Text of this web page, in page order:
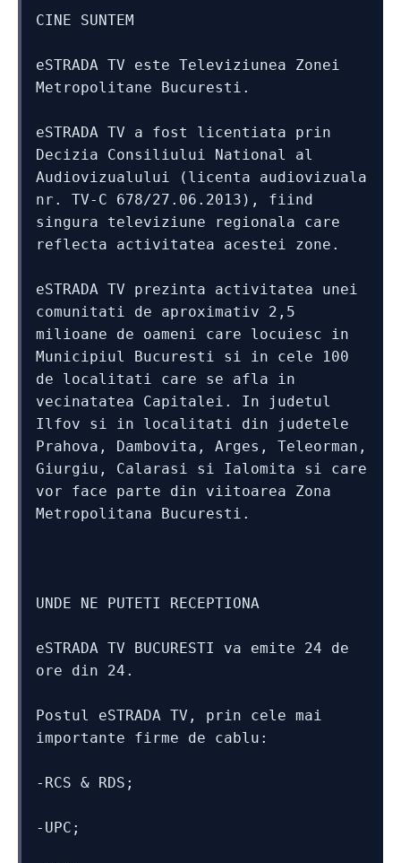
CINE SUNTEM
eSTRADA TV este Televiziunea Zonei
Metropolitane Bucuresti.
eSTRADA TV a fost licentiata prin
Decizia Consiliului National al
Audiovizualului (licenta audiovizuala
nr. TV-C 678/27.06.2013), fiind
singura televiziune regionala care
reflecta activitatea acestei zone.
eSTRADA TV prezinta activitatea unei
comunitati de aproximativ 2,5
milioane de oameni care locuiesc in
Municipiul Bucuresti si in cele 100
de localitati care se afla in
vecinatatea Capitalei. In judetul
Ilfov si in localitati din judetele
Prahova, Dambovita, Arges, Teleorman,
Giurgiu, Calarasi si Ialomita si care
vor face parte din viitoarea Zona
Metropolitana Bucuresti.
UNDE NE PUTETI RECEPTIONA
eSTRADA TV BUCURESTI va emite 24 de
ore din 24.
Postul eSTRADA TV, prin cele mai
importante firme de cablu:
-RCS & RDS;
-UPC;